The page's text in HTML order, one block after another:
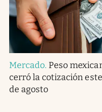
Mercado. Peso
cerró la cotización
de agosto